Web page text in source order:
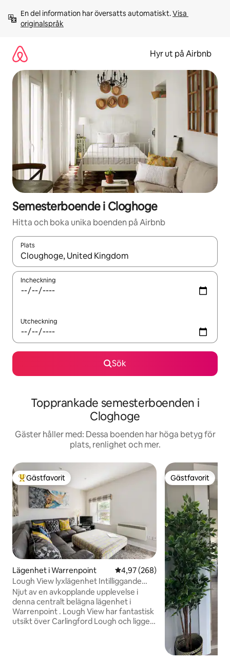
innehåll
En del information har översatts automatiskt. Visa
originalspråk
Hyr ut på Airbnb
Semesterboende i Cloghoge
Hitta och boka unika boenden på Airbnb
Plats
När resultaten är tillgängliga kan du navigera med upp- och
Incheckning
Utcheckning
Sök
Topprankade semesterboenden i
Cloghoge
Gäster håller med: Dessa boenden har höga betyg för
plats, renlighet och mer.
Populär gästfavorit
Gästfavorit
Lägenhet i Warrenpoint 4,97 av 5 i genomsnittligt
4,97 (268)
Lough View lyxlägenhet Intilliggande
lägenhet tillgänglig
Njut av en avkopplande upplevelse i
denna centralt belägna lägenhet i
Warrenpoint . Lough View har fantastisk
utsikt över Carlingford Lough och ligger
Gästfavorit
Gästfavorit